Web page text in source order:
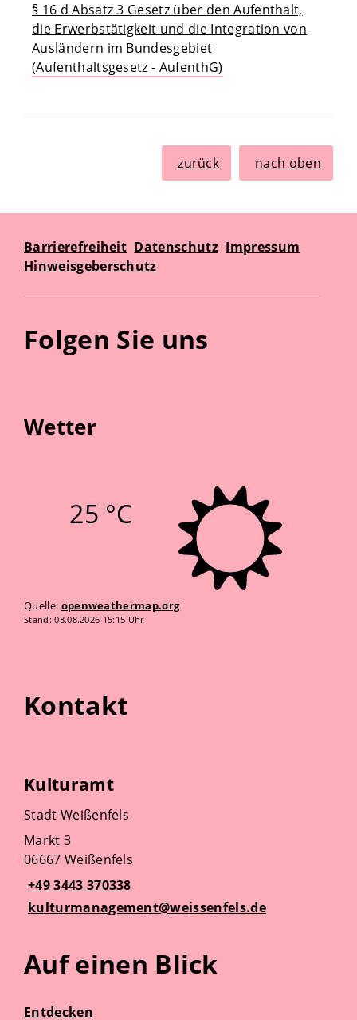
§ 16 d Absatz 3 Gesetz über den Aufenthalt,
die Erwerbstätigkeit und die Integration von
Ausländern im Bundesgebiet
(Aufenthaltsgesetz - AufenthG)
zurück nach oben
Barrierefreiheit Datenschutz Impressum
Hinweisgeberschutz
Folgen Sie uns
Wetter
25 °C
Quelle: openweathermap.org
Stand: 08.08.2026 15:15 Uhr
Kontakt
Kulturamt
Stadt Weißenfels
Markt 3
06667 Weißenfels
+49 3443 370338
kulturmanagement@weissenfels.de
Auf einen Blick
Entdecken